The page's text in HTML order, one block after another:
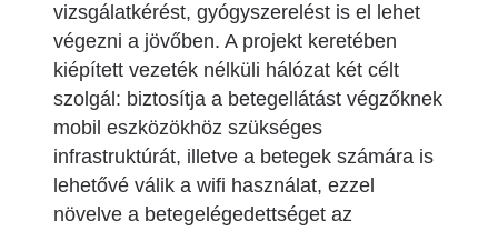
vizsgálatkérést, gyógyszerelést is el lehet
végezni a jövőben. A projekt keretében
kiépített vezeték nélküli hálózat két célt
szolgál: biztosítja a betegellátást végzőknek
mobil eszközökhöz szükséges
infrastruktúrát, illetve a betegek számára is
lehetővé válik a wifi használat, ezzel
növelve a betegelégedettséget az